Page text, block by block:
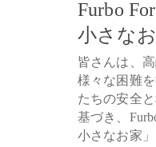
Furbo
小さな
皆さんは、
様々な困難
たちの安全
基づき、
小さなお家